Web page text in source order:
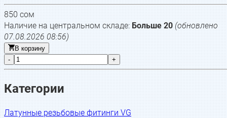
850сом
Наличие на центральном складе: Больше 20 (обновлено
07.08.2026 08:56)
В корзину
-
+
Категории
Латунные резьбовые фитинги VG